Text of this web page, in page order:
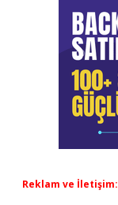
Reklam ve İletişim: